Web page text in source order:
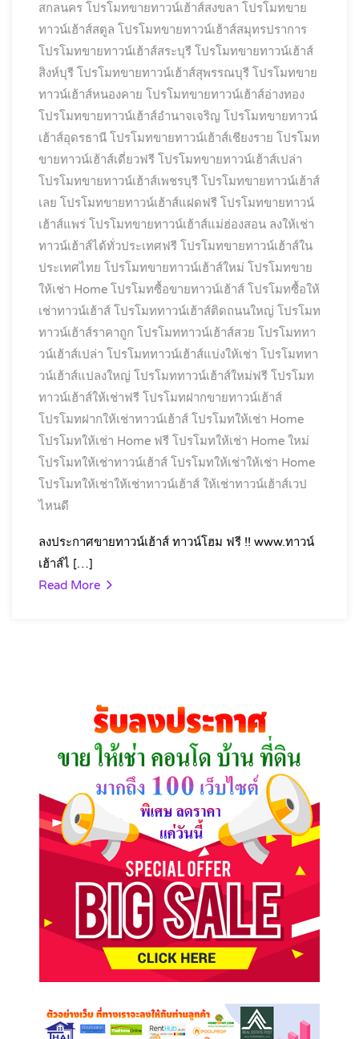
สกลนคร โปรโมทขายทาวน์เฮ้าส์สงขลา โปรโมทขาย
ทาวน์เฮ้าส์สตูล โปรโมทขายทาวน์เฮ้าส์สมุทรปราการ
โปรโมทขายทาวน์เฮ้าส์สระบุรี โปรโมทขายทาวน์เฮ้าส์
สิงห์บุรี โปรโมทขายทาวน์เฮ้าส์สุพรรณบุรี โปรโมทขาย
ทาวน์เฮ้าส์หนองคาย โปรโมทขายทาวน์เฮ้าส์อ่างทอง
โปรโมทขายทาวน์เฮ้าส์อำนาจเจริญ โปรโมทขายทาวน์
เฮ้าส์อุดรธานี โปรโมทขายทาวน์เฮ้าส์เชียงราย โปรโมท
ขายทาวน์เฮ้าส์เดี่ยวฟรี โปรโมทขายทาวน์เฮ้าส์เปล่า
โปรโมทขายทาวน์เฮ้าส์เพชรบุรี โปรโมทขายทาวน์เฮ้าส์
เลย โปรโมทขายทาวน์เฮ้าส์แฝดฟรี โปรโมทขายทาวน์
เฮ้าส์แพร่ โปรโมทขายทาวน์เฮ้าส์แม่ฮ่องสอน ลงให้เช่า
ทาวน์เฮ้าส์ได้ทั่วประเทศฟรี โปรโมทขายทาวน์เฮ้าส์ใน
ประเทศไทย โปรโมทขายทาวน์เฮ้าส์ใหม่ โปรโมทขาย
ให้เช่า Home โปรโมทซื้อขายทาวน์เฮ้าส์ โปรโมทซื้อให้
เช่าทาวน์เฮ้าส์ โปรโมททาวน์เฮ้าส์ติดถนนใหญ่ โปรโมท
ทาวน์เฮ้าส์ราคาถูก โปรโมททาวน์เฮ้าส์สวย โปรโมททา
วน์เฮ้าส์เปล่า โปรโมททาวน์เฮ้าส์แบ่งให้เช่า โปรโมททา
วน์เฮ้าส์แปลงใหญ่ โปรโมททาวน์เฮ้าส์ใหม่ฟรี โปรโมท
ทาวน์เฮ้าส์ให้เช่าฟรี โปรโมทฝากขายทาวน์เฮ้าส์
โปรโมทฝากให้เช่าทาวน์เฮ้าส์ โปรโมทให้เช่า Home
โปรโมทให้เช่า Home ฟรี โปรโมทให้เช่า Home ใหม่
โปรโมทให้เช่าทาวน์เฮ้าส์ โปรโมทให้เช่าให้เช่า Home
โปรโมทให้เช่าให้เช่าทาวน์เฮ้าส์ ให้เช่าทาวน์เฮ้าส์เวป
ไหนดี
ลงประกาศขายทาวน์เฮ้าส์ ทาวน์โฮม ฟรี !! www.ทาวน์
เฮ้าส์ไ […]
Read More